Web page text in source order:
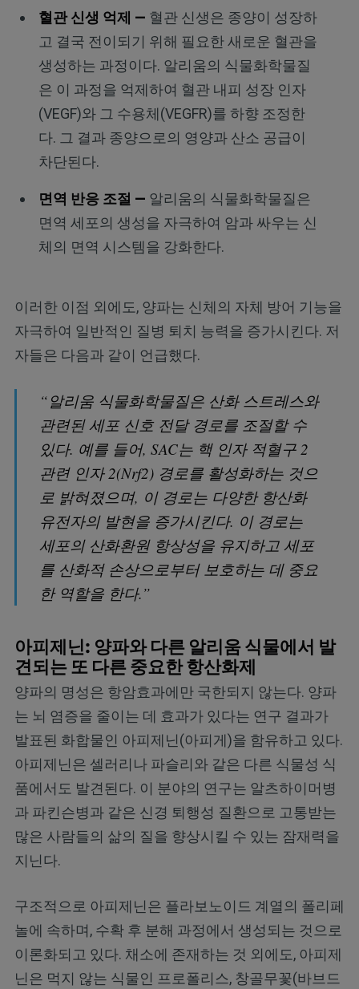
혈관 신생 억제 — 혈관 신생은 종양이 성장하
고 결국 전이되기 위해 필요한 새로운 혈관을
생성하는 과정이다. 알리움의 식물화학물질
은 이 과정을 억제하여 혈관 내피 성장 인자
(VEGF)와 그 수용체(VEGFR)를 하향 조정한
다. 그 결과 종양으로의 영양과 산소 공급이
차단된다.
면역 반응 조절 — 알리움의 식물화학물질은
면역 세포의 생성을 자극하여 암과 싸우는 신
체의 면역 시스템을 강화한다.
이러한 이점 외에도, 양파는 신체의 자체 방어 기능을
자극하여 일반적인 질병 퇴치 능력을 증가시킨다. 저
자들은 다음과 같이 언급했다.
“알리움 식물화학물질은 산화 스트레스와
관련된 세포 신호 전달 경로를 조절할 수
있다. 예를 들어, SAC는 핵 인자 적혈구 2
관련 인자 2(Nrf2) 경로를 활성화하는 것으
로 밝혀졌으며, 이 경로는 다양한 항산화
유전자의 발현을 증가시킨다. 이 경로는
세포의 산화환원 항상성을 유지하고 세포
를 산화적 손상으로부터 보호하는 데 중요
한 역할을 한다.”
아피제닌: 양파와 다른 알리움 식물에서 발
견되는 또 다른 중요한 항산화제
양파의 명성은 항암효과에만 국한되지 않는다. 양파
는 뇌 염증을 줄이는 데 효과가 있다는 연구 결과가
발표된 화합물인 아피제닌(아피게)을 함유하고 있다.
아피제닌은 셀러리나 파슬리와 같은 다른 식물성 식
품에서도 발견된다. 이 분야의 연구는 알츠하이머병
과 파킨슨병과 같은 신경 퇴행성 질환으로 고통받는
많은 사람들의 삶의 질을 향상시킬 수 있는 잠재력을
지닌다.
구조적으로 아피제닌은 플라보노이드 계열의 폴리페
놀에 속하며, 수확 후 분해 과정에서 생성되는 것으로
이론화되고 있다. 채소에 존재하는 것 외에도, 아피제
닌은 먹지 않는 식물인 프로폴리스, 창골무꽃(바브드